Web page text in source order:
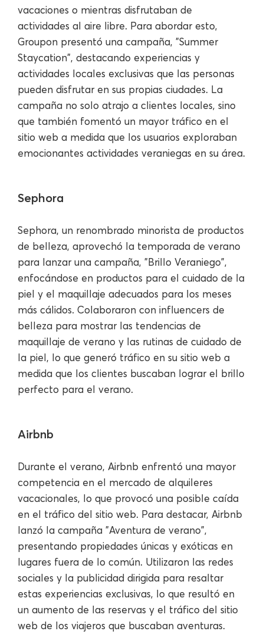
vacaciones o mientras disfrutaban de
actividades al aire libre. Para abordar esto,
Groupon presentó una campaña, "Summer
Staycation", destacando experiencias y
actividades locales exclusivas que las personas
pueden disfrutar en sus propias ciudades. La
campaña no solo atrajo a clientes locales, sino
que también fomentó un mayor tráfico en el
sitio web a medida que los usuarios exploraban
emocionantes actividades veraniegas en su área.
Sephora
Sephora, un renombrado minorista de productos
de belleza, aprovechó la temporada de verano
para lanzar una campaña, "Brillo Veraniego",
enfocándose en productos para el cuidado de la
piel y el maquillaje adecuados para los meses
más cálidos. Colaboraron con influencers de
belleza para mostrar las tendencias de
maquillaje de verano y las rutinas de cuidado de
la piel, lo que generó tráfico en su sitio web a
medida que los clientes buscaban lograr el brillo
perfecto para el verano.
Airbnb
Durante el verano, Airbnb enfrentó una mayor
competencia en el mercado de alquileres
vacacionales, lo que provocó una posible caída
en el tráfico del sitio web. Para destacar, Airbnb
lanzó la campaña "Aventura de verano",
presentando propiedades únicas y exóticas en
lugares fuera de lo común. Utilizaron las redes
sociales y la publicidad dirigida para resaltar
estas experiencias exclusivas, lo que resultó en
un aumento de las reservas y el tráfico del sitio
web de los viajeros que buscaban aventuras.